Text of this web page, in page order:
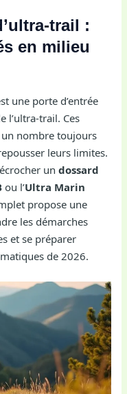
trail :
en milieu
une porte d’entrée
l’ultra-trail. Ces
nombre toujours
leurs limites.
undossard
ou l’Ultra Marin
propose une
les démarches
et se préparer
de 2026.